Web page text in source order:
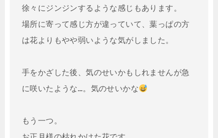
徐々にジンジンするような感じもあります。
場所に寄って感じ方が違っていて、葉っぱの方
は花よりもやや弱いような気がしました。
手をかざした後、気のせいかもしれませんが急
に咲いたような…。気のせいかな
もう一つ。